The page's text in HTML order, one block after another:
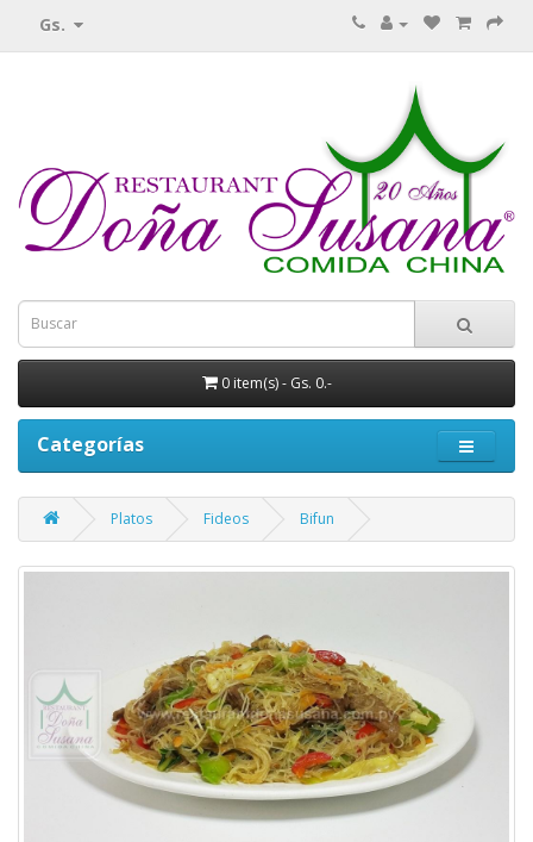
Gs.
0 item(s) - Gs. 0.-
Categorías
Platos Fideos Bifun